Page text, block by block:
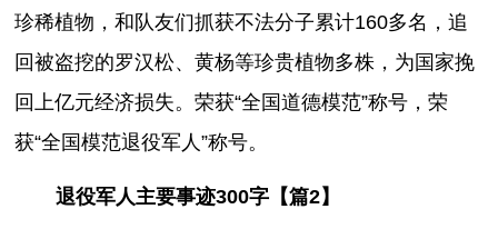
珍稀植物，和队友们抓获不法分子累计160多名，追
回被盗挖的罗汉松、黄杨等珍贵植物多株，为国家挽
回上亿元经济损失。荣获“全国道德模范”称号，荣
获“全国模范退役军人”称号。
退役军人主要事迹300字【篇2】